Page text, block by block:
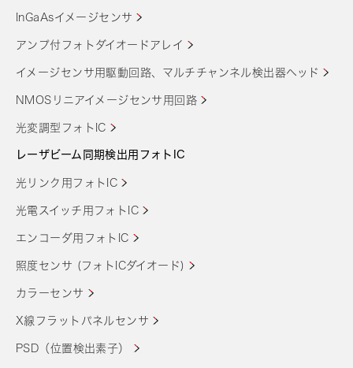
InGaAsイメージセンサ
アンプ付フォトダイオードアレイ
イメージセンサ用駆動回路、マルチチャンネル検出器ヘッド
NMOSリニアイメージセンサ用回路
光変調型フォトIC
レーザビーム同期検出用フォトIC
光リンク用フォトIC
光電スイッチ用フォトIC
エンコーダ用フォトIC
照度センサ (フォトICダイオード)
カラーセンサ
X線フラットパネルセンサ
PSD（位置検出素子）